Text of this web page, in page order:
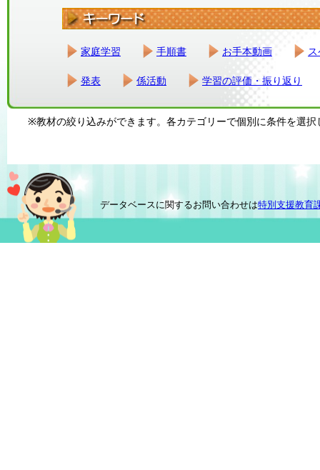
家庭学習 手順書 お手本動画
発表 係活動 学習の評価・振り返り
※教材の絞り込みができます。各カテゴリーで個別に条件を選択
データベースに関するお問い合わせは特別支援教育